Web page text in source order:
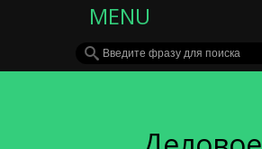
MENU